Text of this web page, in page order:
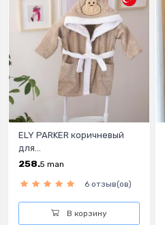
ELY PARKER коричневый
для...
258.5 man
6 отзыв(ов)
В корзину